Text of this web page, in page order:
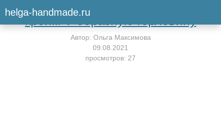
helga-handmade.ruВернуться к мастер-классу
кроим V-образную горловину
Автор: Ольга Максимова
09.08.2021
просмотров: 27